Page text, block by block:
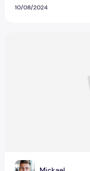
10/08/2024